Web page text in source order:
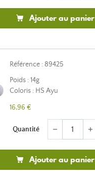
Ajouter au panier
Référence : 89425
Poids : 14g
Coloris : HS Ayu
16,96 €
Quantité remove add
Ajouter au panier